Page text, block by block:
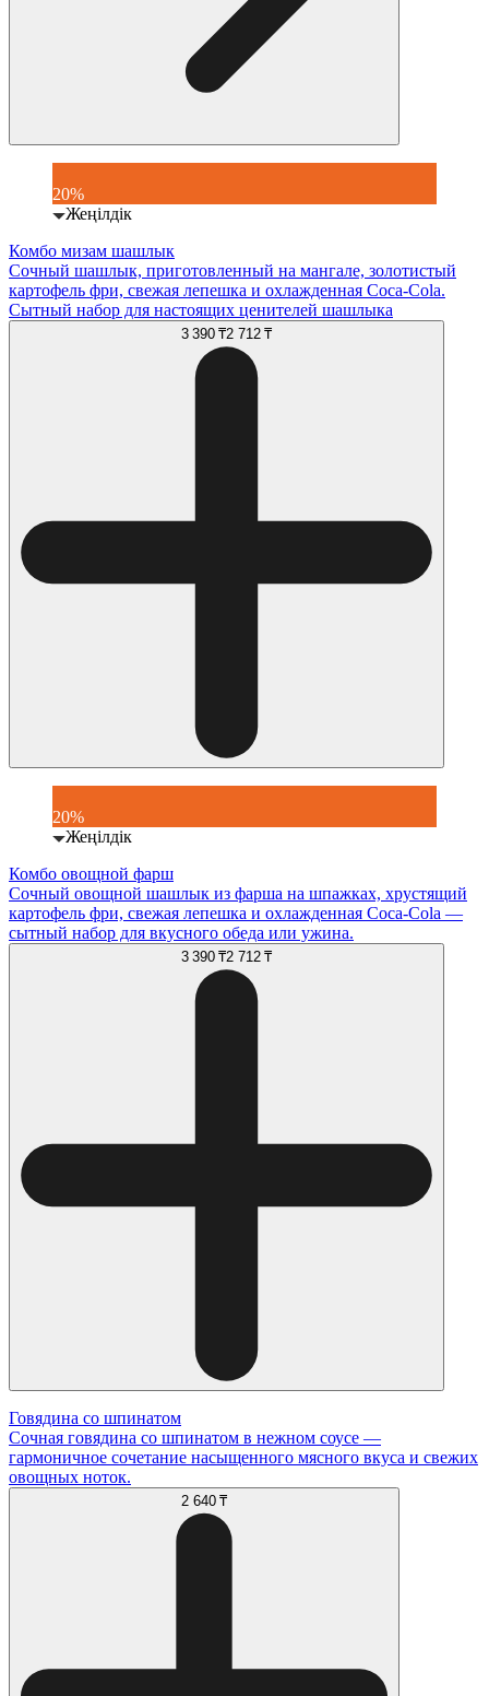
20%
Жеңілдік
Комбо мизам шашлык
Сочный шашлык, приготовленный на мангале, золотистый
картофель фри, свежая лепешка и охлажденная Coca-Cola.
Сытный набор для настоящих ценителей шашлыка
3 390 ₸2 712 ₸
20%
Жеңілдік
Комбо овощной фарш
Сочный овощной шашлык из фарша на шпажках, хрустящий
картофель фри, свежая лепешка и охлажденная Coca-Cola —
сытный набор для вкусного обеда или ужина.
3 390 ₸2 712 ₸
Говядина со шпинатом
Сочная говядина со шпинатом в нежном соусе —
гармоничное сочетание насыщенного мясного вкуса и свежих
овощных ноток.
2 640 ₸